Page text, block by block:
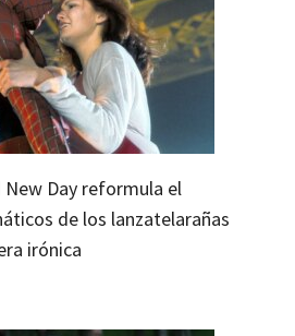
Day reformula el
de los lanzatelarañas
irónica